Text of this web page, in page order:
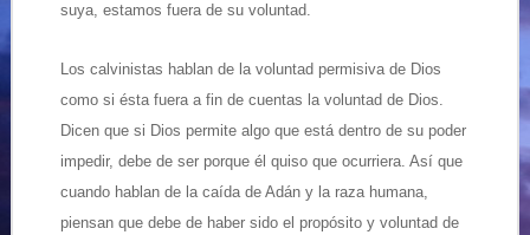
suya, estamos fuera de su voluntad.
Los calvinistas hablan de la voluntad permisiva de Dios
como si ésta fuera a fin de cuentas la voluntad de Dios.
Dicen que si Dios permite algo que está dentro de su poder
impedir, debe de ser porque él quiso que ocurriera. Así que
cuando hablan de la caída de Adán y la raza humana,
piensan que debe de haber sido el propósito y voluntad de